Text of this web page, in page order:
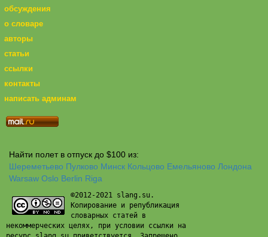
обсуждения
о словаре
авторы
статьи
ссылки
контакты
написать админам
Найти полет в отпуск до $100 из:
Шереметьево Пулково Минск Кольцово Емельяново Лондона
Warsaw Oslo Berlin Riga
©2012-2021 slang.su.
Копирование и републикация
словарных статей в
некоммерческих целях, при условии ссылки на